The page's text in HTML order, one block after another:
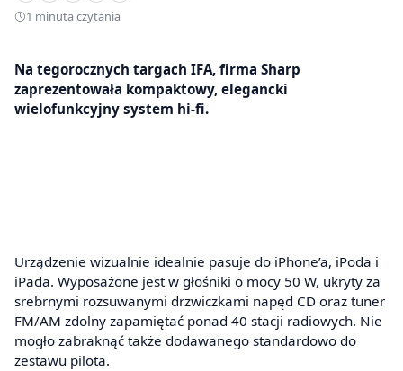
1 minuta czytania
Na tegorocznych targach IFA, firma Sharp
zaprezentowała kompaktowy, elegancki
wielofunkcyjny system hi-fi.
Urządzenie wizualnie idealnie pasuje do iPhone’a, iPoda i
iPada. Wyposażone jest w głośniki o mocy 50 W, ukryty za
srebrnymi rozsuwanymi drzwiczkami napęd CD oraz tuner
FM/AM zdolny zapamiętać ponad 40 stacji radiowych. Nie
mogło zabraknąć także dodawanego standardowo do
zestawu pilota.